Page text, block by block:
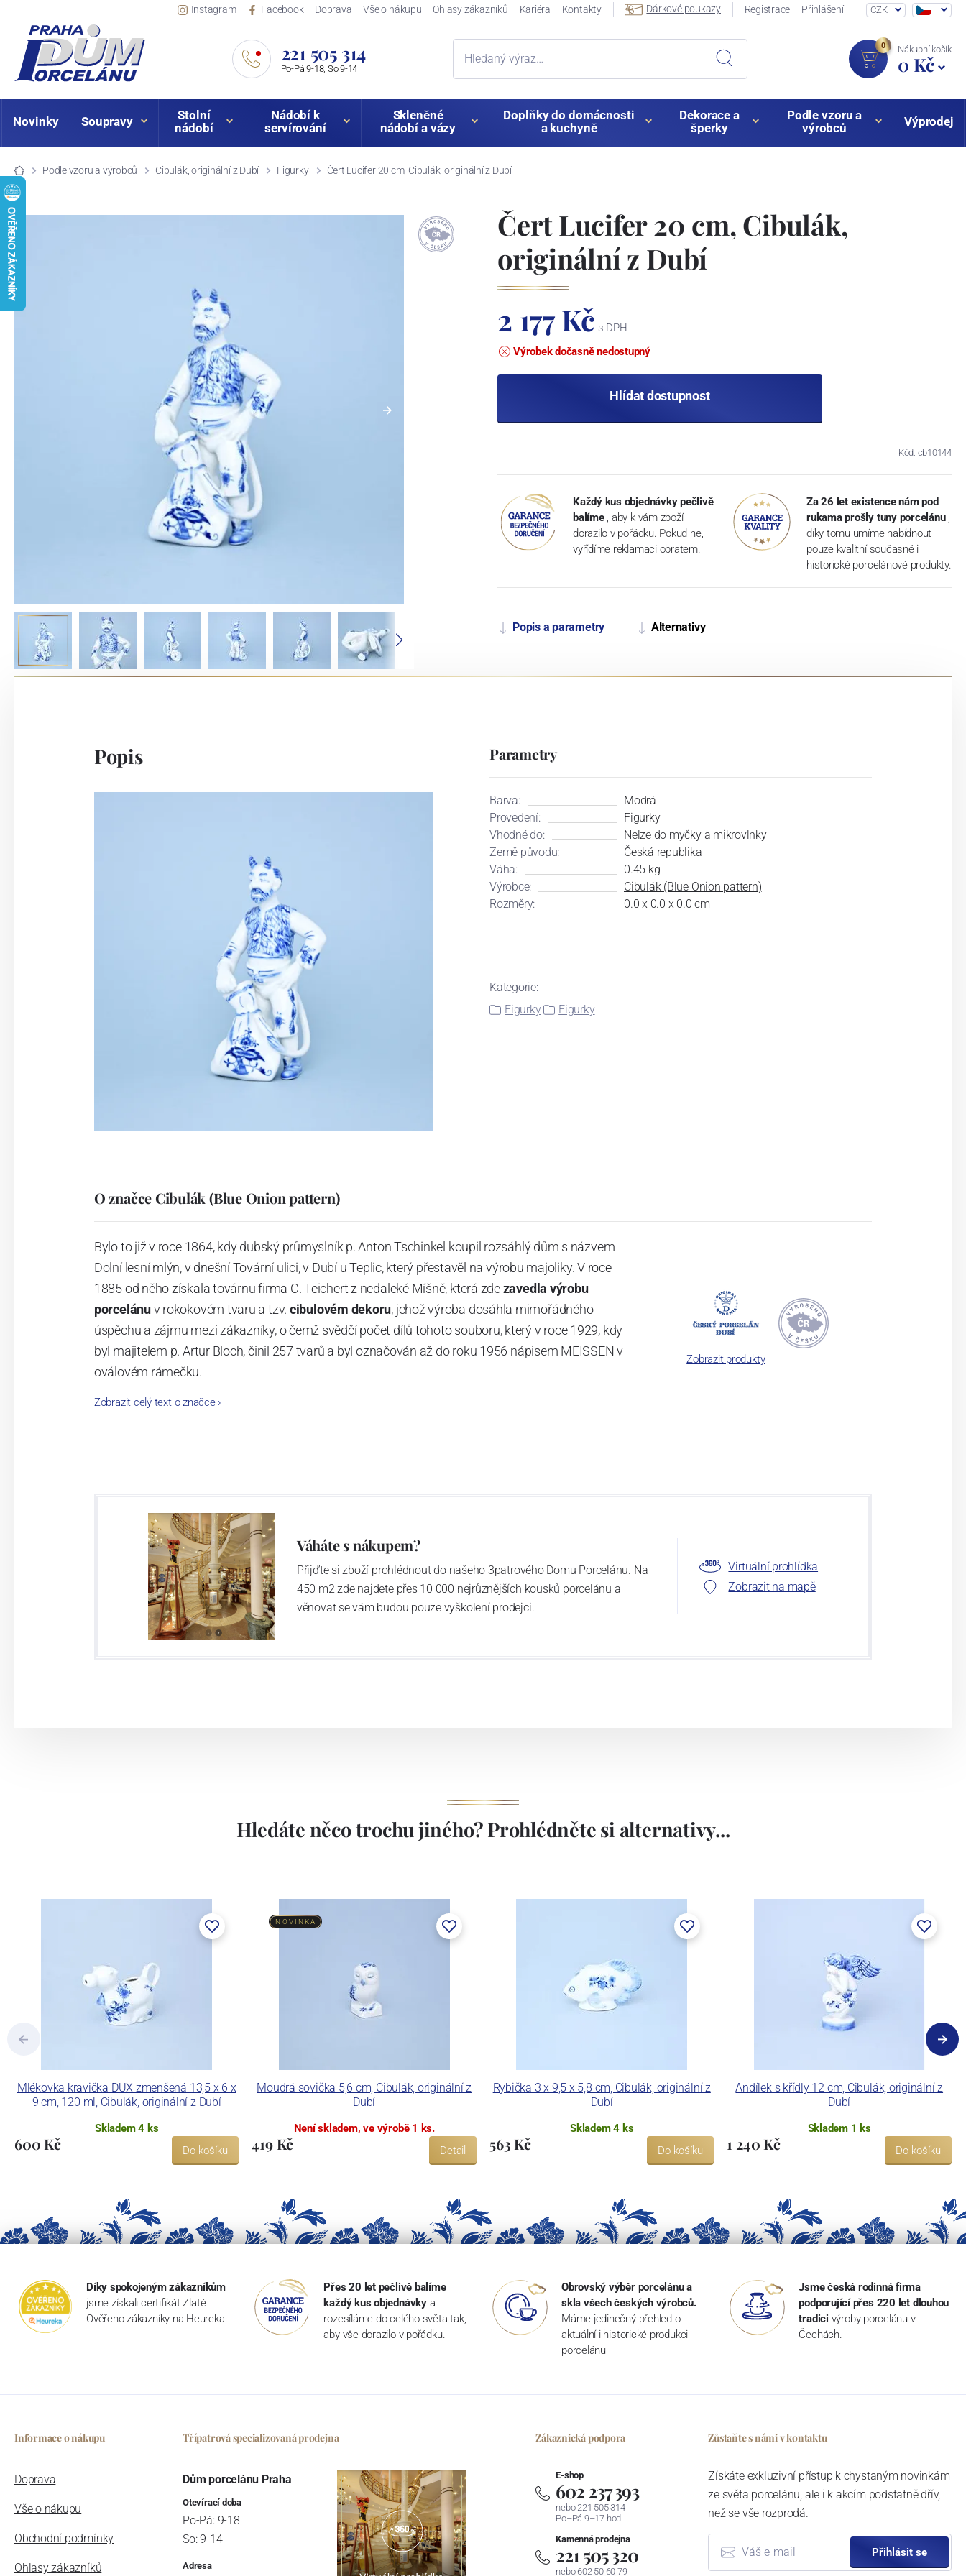
Instagram Facebook Doprava Vše o nákupu Ohlasy zákazníků Kariéra Kontakty Dárkové poukazy Registrace Přihlášení CZK
221 505 314
Po-Pá 9-18, So 9-14
0 Nákupní košík
0 Kč
Novinky Soupravy
Stolní
nádobí
Nádobí k
servírování
Skleněné
nádobí a vázy
Doplňky do domácnosti
a kuchyně
Dekorace a
šperky
Podle vzoru a
výrobců
Výprodej
Podle vzoru a výrobců Cibulák, originální z Dubí Figurky Čert Lucifer 20 cm, Cibulák, originální z Dubí
Čert Lucifer 20 cm, Cibulák,
originální z Dubí
2 177 Kč s DPH
Výrobek dočasně nedostupný
Hlídat dostupnost
Kód: cb10144
Každý kus objednávky pečlivě
balíme , aby k vám zboží
dorazilo v pořádku. Pokud ne,
vyřídíme reklamaci obratem.
Za 26 let existence nám pod
rukama prošly tuny porcelánu ,
díky tomu umíme nabídnout
pouze kvalitní současné i
historické porcelánové produkty.
Popis a parametry Alternativy
Popis Parametry
Barva:
Modrá
Provedení:
Figurky
Vhodné do:
Nelze do myčky a mikrovlnky
Země původu:
Česká republika
Váha:
0.45 kg
Výrobce:
Cibulák (Blue Onion pattern)
Rozměry:
0.0 x 0.0 x 0.0 cm
Kategorie:
Figurky
Figurky
O značce Cibulák (Blue Onion pattern)
Bylo to již v roce 1864, kdy dubský průmyslník p. Anton Tschinkel koupil rozsáhlý dům s názvem
Dolní lesní mlýn, v dnešní Tovární ulici, v Dubí u Teplic, který přestavěl na výrobu majoliky. V roce
1885 od něho získala továrnu firma C. Teichert z nedaleké Míšně, která zdezavedla výrobu
porcelánuv rokokovém tvaru a tzv. cibulovém dekoru, jehož výroba dosáhla mimořádného
úspěchu a zájmu mezi zákazníky, o čemž svědčí počet dílů tohoto souboru, který v roce 1929, kdy
byl majitelem p. Artur Bloch, činil 257 tvarů a byl označován až do roku 1956 nápisem MEISSEN v
oválovém rámečku.
Dnes, kdy čtete tento úvod, nese firma název
Zobrazit celý text o značce›
Zobrazit produkty
Váháte s nákupem?
Přijďte si zboží prohlédnout do našeho 3patrového Domu Porcelánu. Na
450 m2 zde najdete přes 10 000 nejrůznějších kousků porcelánu a
věnovat se vám budou pouze vyškolení prodejci.
Virtuální prohlídka
Zobrazit na mapě
Hledáte něco trochu jiného? Prohlédněte si alternativy...
Mlékovka kravička DUX zmenšená 13,5 x 6 x
9 cm, 120 ml, Cibulák, originální z Dubí
Skladem 4 ks
600 Kč Do košíku
Moudrá sovička 5,6 cm, Cibulák, originální z
Dubí
NOVINKA
Není skladem, ve výrobě 1 ks.
419 Kč Detail
Rybička 3 x 9,5 x 5,8 cm, Cibulák, originální z
Dubí
Skladem 4 ks
563 Kč Do košíku
Andílek s křídly 12 cm, Cibulák, originální z
Dubí
Skladem 1 ks
1 240 Kč Do košíku
Díky spokojeným zákazníkům
jsme získali certifikát Zlaté
Ověřeno zákazníky na Heureka.
Přes 20 let pečlivě balíme
každý kus objednávky a
rozesíláme do celého světa tak,
aby vše dorazilo v pořádku.
Obrovský výběr porcelánu a
skla všech českých výrobců.
Máme jedinečný přehled o
aktuální i historické produkci
porcelánu
Jsme česká rodinná firma
podporující přes 220 let dlouhou
tradici výroby porcelánu v
Čechách.
Informace o nákupu
Doprava
Vše o nákupu
Obchodní podmínky
Ohlasy zákazníků
Třípatrová specializovaná prodejna
Dům porcelánu Praha
Otevírací doba
Po-Pá: 9-18
So: 9-14
Adresa
Zákaznická podpora
E-shop
602 237 393
nebo 221 505 314
Po–Pá 9–17 hod
Kamenná prodejna
221 505 320
nebo 602 50 60 79
Zůstaňte s námi v kontaktu
Získáte exkluzivní přístup k chystaným novinkám
ze světa porcelánu, ale i k akcím podstatně dřív,
než se vše rozprodá.
Přihlásit se